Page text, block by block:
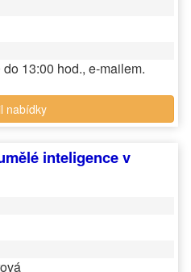
13:00 hod., e-mailem.
nabídky
inteligence v